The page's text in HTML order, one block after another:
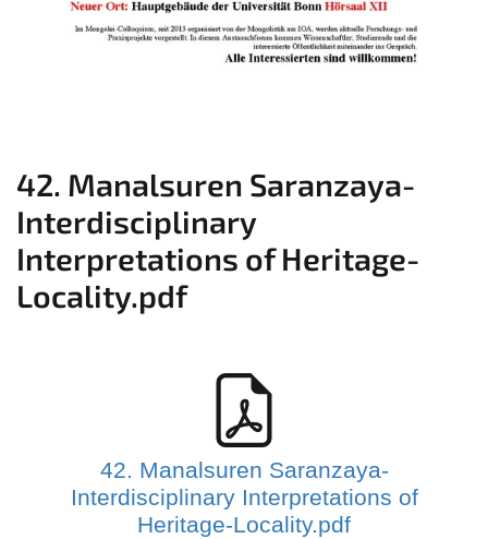
42. Manalsuren Saranzaya-
Interdisciplinary
Interpretations of Heritage-
Locality.pdf
42. Manalsuren Saranzaya-
Interdisciplinary Interpretations of
Heritage-Locality.pdf